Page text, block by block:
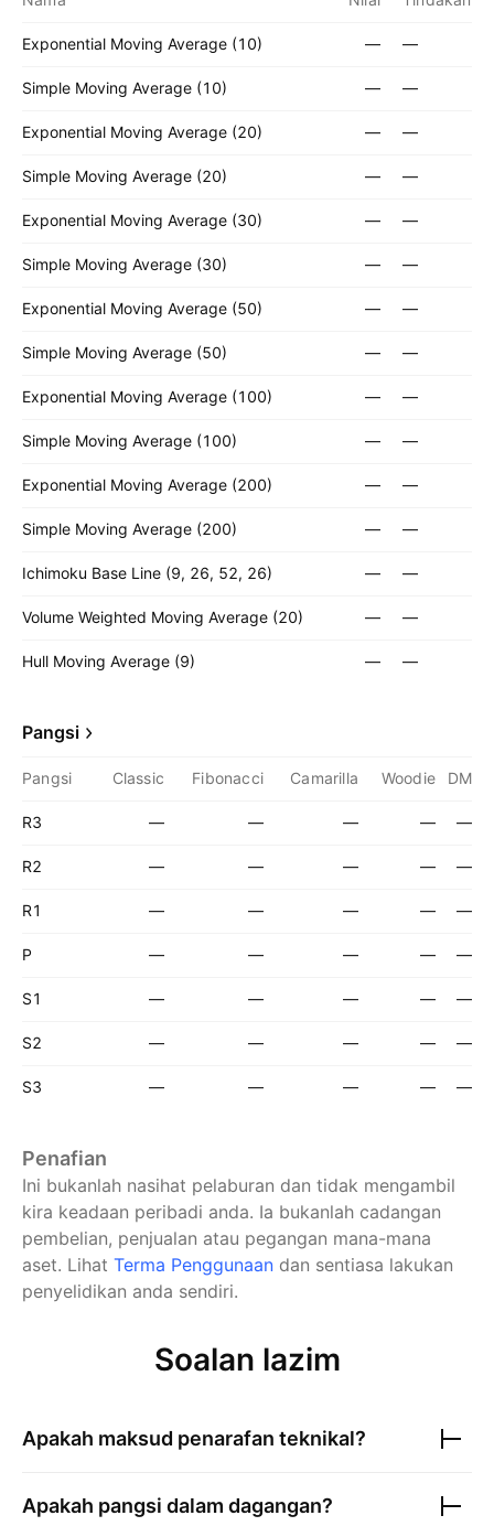
Exponential Moving Average (10) — —
Simple Moving Average (10) — —
Exponential Moving Average (20) — —
Simple Moving Average (20) — —
Exponential Moving Average (30) — —
Simple Moving Average (30) — —
Exponential Moving Average (50) — —
Simple Moving Average (50) — —
Exponential Moving Average (100) — —
Simple Moving Average (100) — —
Exponential Moving Average (200) — —
Simple Moving Average (200) — —
Ichimoku Base Line (9, 26, 52, 26) — —
Volume Weighted Moving Average (20) — —
Hull Moving Average (9) — —
Pangsi
Pangsi Classic Fibonacci Camarilla Woodie DM
R3 — — — — —
R2 — — — — —
R1 — — — — —
P — — — — —
S1 — — — — —
S2 — — — — —
S3 — — — — —
Penafian
Ini bukanlah nasihat pelaburan dan tidak mengambil
kira keadaan peribadi anda. Ia bukanlah cadangan
pembelian, penjualan atau pegangan mana-mana
aset. Lihat Terma Penggunaan dan sentiasa lakukan
penyelidikan anda sendiri.
Soalan lazim
Apakah maksud penarafan teknikal?
Apakah pangsi dalam dagangan?